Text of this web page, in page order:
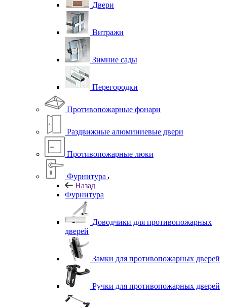
Двери
Витражи
Зимние сады
Перегородки
Противопожарные фонари
Раздвижные алюминиевые двери
Противопожарные люки
Фурнитура
Назад
Фурнитура
Доводчики для противопожарных
дверей
Замки для противопожарных дверей
Ручки для противопожарных дверей